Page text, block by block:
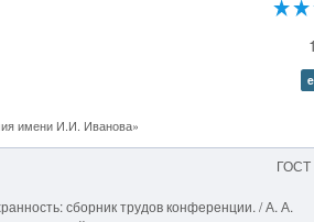
имени И.И. Иванова»
ГОСТ
сборник трудов конференции. / А. А.